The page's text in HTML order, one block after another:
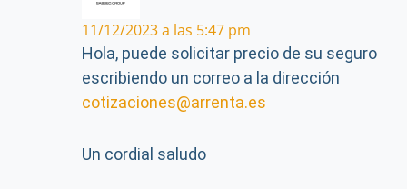
11/12/2023 a las 5:47 pm
Hola, puede solicitar precio de su seguro
escribiendo un correo a la dirección
cotizaciones@arrenta.es
Un cordial saludo